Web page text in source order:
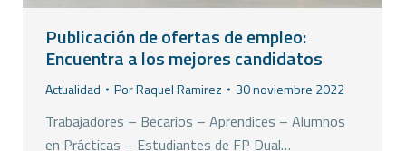
Publicación de ofertas de empleo:
Encuentra a los mejores candidatos
Actualidad PorRaquel Ramirez 30 noviembre 2022
Trabajadores – Becarios – Aprendices – Alumnos
en Prácticas – Estudiantes de FP Dual…